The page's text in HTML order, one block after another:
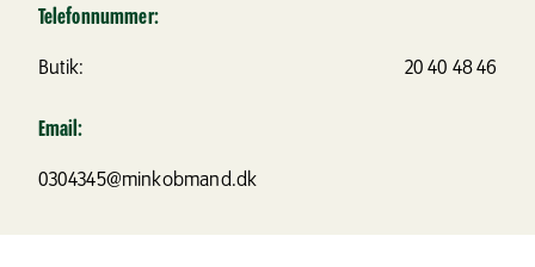
Telefonnummer:
Butik: 20 40 48 46
Email:
0304345@minkobmand.dk